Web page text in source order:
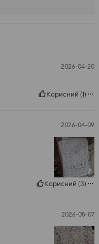
2026-04-20
Корисний (1)
2026-04-09
Корисний (3)
2026-05-07